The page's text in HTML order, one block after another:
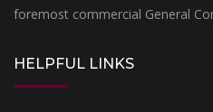
foremost commercial General
HELPFUL LINKS